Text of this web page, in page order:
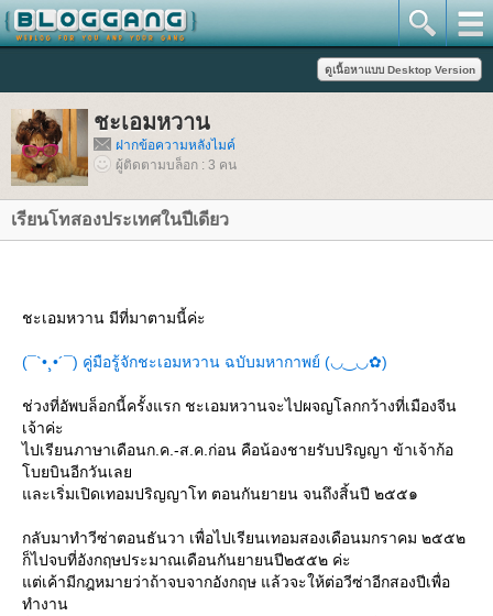
ชะเอมหวาน
ฝากข้อความหลังไมค์
ผู้ติดตามบล็อก : 3 คน
เรียนโทสองประเทศในปีเดียว
ชะเอมหวาน มีที่มาตามนี้ค่ะ
(¯`•¸•´¯) คู่มือรู้จักชะเอมหวาน ฉบับมหากาพย์ (◡‿◡✿)
ช่วงที่อัพบล็อกนี้ครั้งแรก ชะเอมหวานจะไปผจญโลกกว้างที่เมืองจีน
เจ้าค่ะ
ไปเรียนภาษาเดือนก.ค.-ส.ค.ก่อน คือน้องชายรับปริญญา ข้าเจ้าก้อ
บยบินอีกวันเล
ละเริ่มเปิดเทอมปริญญาโท ตอนกันยายน จนถึงสิ้นปี ๒๕๕๑
กลับมาทำวีซ่าตอนธันวา เพื่อไปเรียนเทอมสองเดือนมกราคม ๒๕๕๒
ก็ไปจบที่อังกฤษประมาณเดือนกันยายนปี๒๕๕๒ ค่ะ
ต่เค้ามีกฎหมายว่าถ้าจบจากอังกฤษ แล้วจะให้ต่อวีซ่าอีกสองปีเพื่อ
ทำงาน